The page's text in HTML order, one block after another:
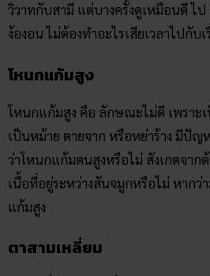
วิวาทกับสามี แต่บางครั้งดูเหมือนดี ไ
ง้องอน ไม่ต้องทำอะไรเสียเวลาไปกับเ
โหนกแก้มสูง
โหนกแก้มสูง คือ ลักษณะไม่ดี เพราะ
เป็นหม้าย ตายจาก หรือหย่าร้าง มีปัญห
ว่าโหนกแก้มตนสูงหรือไม่ สังเกตจาก
เนื้อที่อยู่ระหว่างสันจมูกหรือไม่ หากว่
แก้มสูง
ตาสามเหลี่ยม